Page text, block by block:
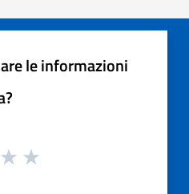
le informazioni